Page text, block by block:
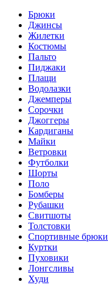
Брюки
Джинсы
Жилетки
Костюмы
Пальто
Пиджаки
Плащи
Водолазки
Джемперы
Сорочки
Джоггеры
Кардиганы
Майки
Ветровки
Футболки
Шорты
Поло
Бомберы
Рубашки
Свитшоты
Толстовки
Спортивные брюки
Куртки
Пуховики
Лонгсливы
Худи